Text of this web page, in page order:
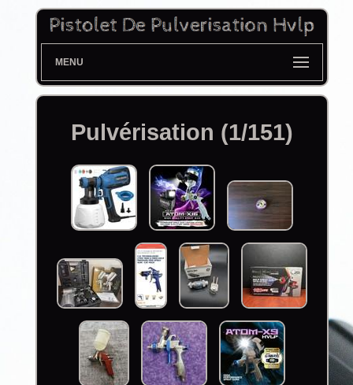
MENU
Pulvérisation (1/151)